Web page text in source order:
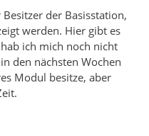
der Basisstation,
werden. Hier gibt es
ich mich noch nicht
den nächsten Wochen
Modul besitze, aber